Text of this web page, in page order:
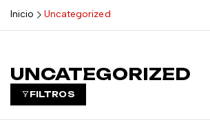
Inicio Uncategorized
UNCATEGORIZED
FILTROS